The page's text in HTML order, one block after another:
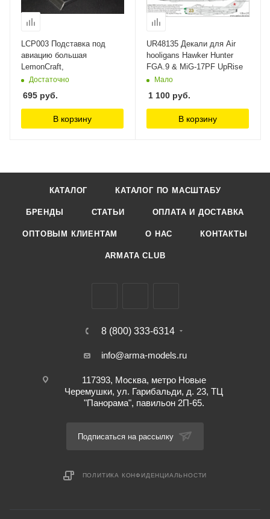
LCP003 Подставка под
авиацию большая
LemonCraft,
Достаточно
695 руб.
В корзину
UR48135 Декали для Air
hooligans Hawker Hunter
FGA.9 & MiG-17PF UpRise
Мало
1 100 руб.
В корзину
КАТАЛОГ КАТАЛОГ ПО МАСШТАБУ
БРЕНДЫ СТАТЬИ ОПЛАТА И ДОСТАВКА
ОПТОВЫМ КЛИЕНТАМ О НАС КОНТАКТЫ
ARMATA CLUB
8 (800) 333-6314
info@arma-models.ru
117393, Москва, метро Новые
Черемушки, ул. Гарибальди, д. 23, ТЦ
"Панорама", павильон 2П-65.
Подписаться на рассылку
ПОЛИТИКА КОНФИДЕНЦИАЛЬНОСТИ